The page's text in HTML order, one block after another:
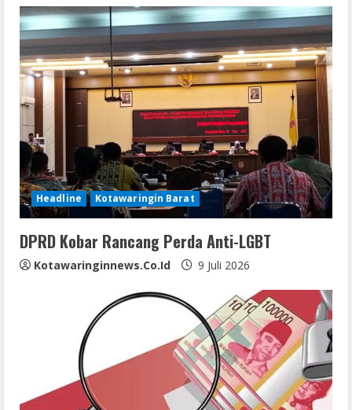
e
R
e
a
d
i
n
g
Headline Kotawaringin Barat
DPRD Kobar Rancang Perda Anti-LGBT
Kotawaringinnews.co.id 9 Juli 2026